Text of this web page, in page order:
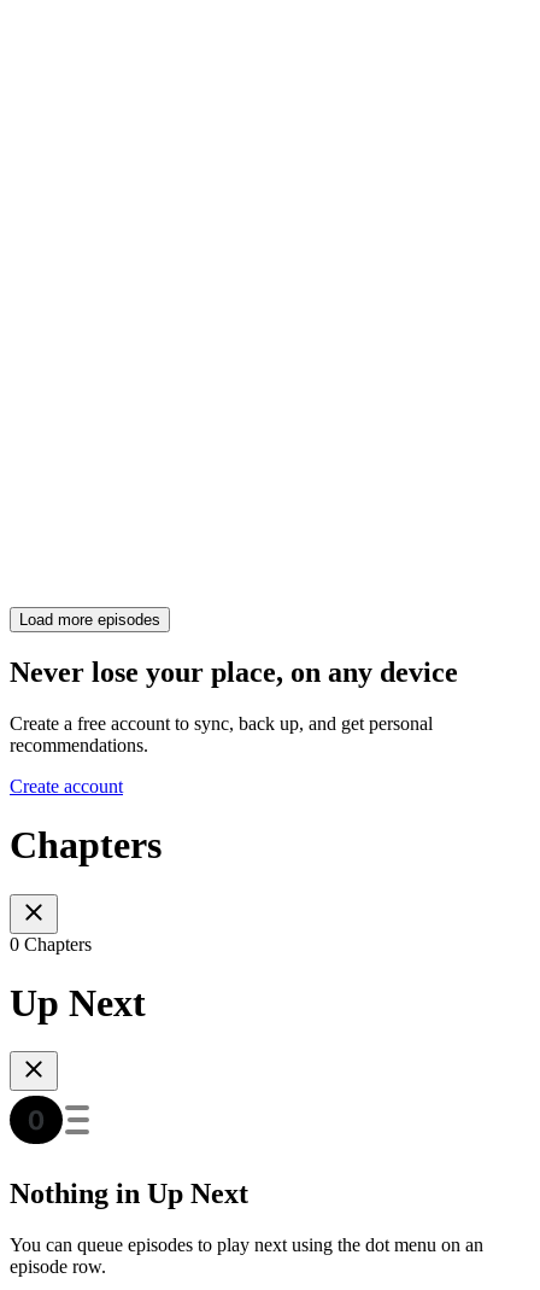
Load more episodes
Never lose your place, on any device
Create a free account to sync, back up, and get personal
recommendations.
Create account
Chapters
0 Chapters
Up Next
Nothing in Up Next
You can queue episodes to play next using the dot menu on an
episode row.